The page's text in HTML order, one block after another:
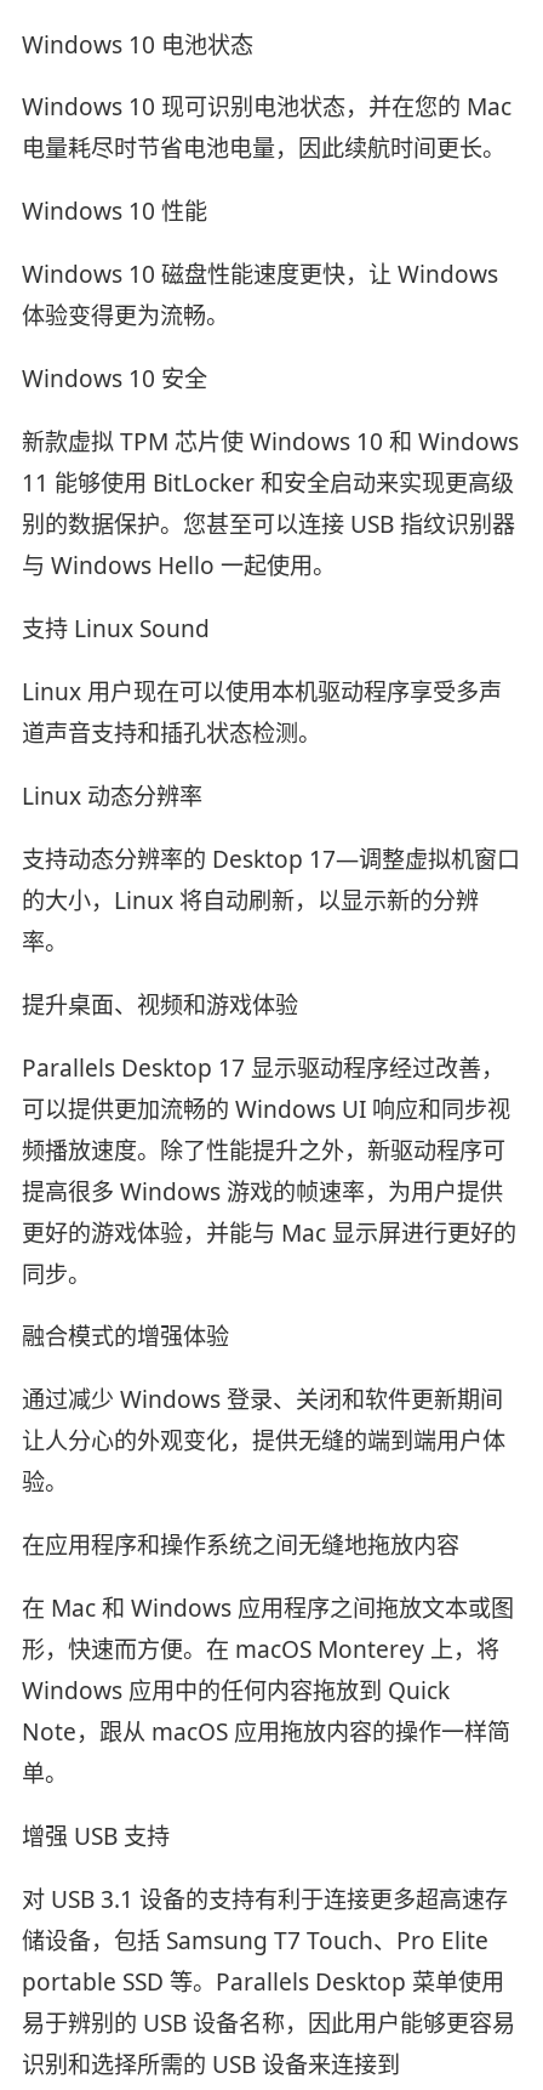
Windows 10 电池状态
Windows 10 现可识别电池状态，并在您的 Mac
电量耗尽时节省电池电量，因此续航时间更长。
Windows 10 性能
Windows 10 磁盘性能速度更快，让 Windows
体验变得更为流畅。
Windows 10 安全
新款虚拟 TPM 芯片使 Windows 10 和 Windows
11 能够使用 BitLocker 和安全启动来实现更高级
别的数据保护。您甚至可以连接 USB 指纹识别器
与 Windows Hello 一起使用。
支持 Linux Sound
Linux 用户现在可以使用本机驱动程序享受多声
道声音支持和插孔状态检测。
Linux 动态分辨率
支持动态分辨率的 Desktop 17—调整虚拟机窗口
的大小，Linux 将自动刷新，以显示新的分辨
率。
提升桌面、视频和游戏体验
Parallels Desktop 17 显示驱动程序经过改善，
可以提供更加流畅的 Windows UI 响应和同步视
频播放速度。除了性能提升之外，新驱动程序可
提高很多 Windows 游戏的帧速率，为用户提供
更好的游戏体验，并能与 Mac 显示屏进行更好的
同步。
融合模式的增强体验
通过减少 Windows 登录、关闭和软件更新期间
让人分心的外观变化，提供无缝的端到端用户体
验。
在应用程序和操作系统之间无缝地拖放内容
在 Mac 和 Windows 应用程序之间拖放文本或图
形，快速而方便。在 macOS Monterey 上，将
Windows 应用中的任何内容拖放到 Quick
Note，跟从 macOS 应用拖放内容的操作一样简
单。
增强 USB 支持
对 USB 3.1 设备的支持有利于连接更多超高速存
储设备，包括 Samsung T7 Touch、Pro Elite
portable SSD 等。Parallels Desktop 菜单使用
易于辨别的 USB 设备名称，因此用户能够更容易
识别和选择所需的 USB 设备来连接到